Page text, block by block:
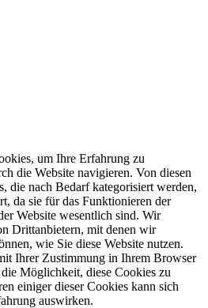
um Ihre Erfahrung zu
die Website navigieren. Von diesen
die nach Bedarf kategorisiert werden,
da sie für das Funktionieren der
Website wesentlich sind. Wir
Drittanbietern, mit denen wir
wie Sie diese Website nutzen.
Ihrer Zustimmung in Ihrem Browser
Möglichkeit, diese Cookies zu
einiger dieser Cookies kann sich
auswirken.